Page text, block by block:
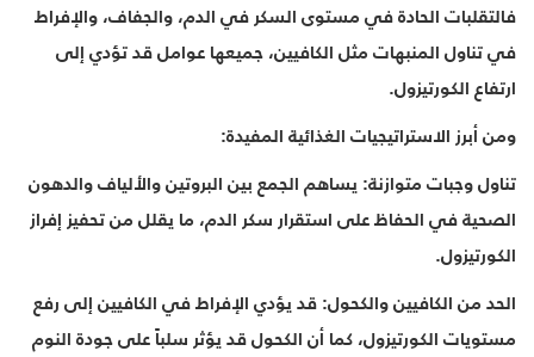
فالتقلبات الحادة في مستوى السكر في الدم، والجفاف، والإفراط
في تناول المنبهات مثل الكافيين، جميعها عوامل قد تؤدي إلى
ارتفاع الكورتيزول.
ومن أبرز الاستراتيجيات الغذائية المفيدة:
تناول وجبات متوازنة: يساهم الجمع بين البروتين والألياف والدهون
الصحية في الحفاظ على استقرار سكر الدم، ما يقلل من تحفيز إفراز
الكورتيزول.
الحد من الكافيين والكحول: قد يؤدي الإفراط في الكافيين إلى رفع
مستويات الكورتيزول، كما أن الكحول قد يؤثر سلباً على جودة النوم